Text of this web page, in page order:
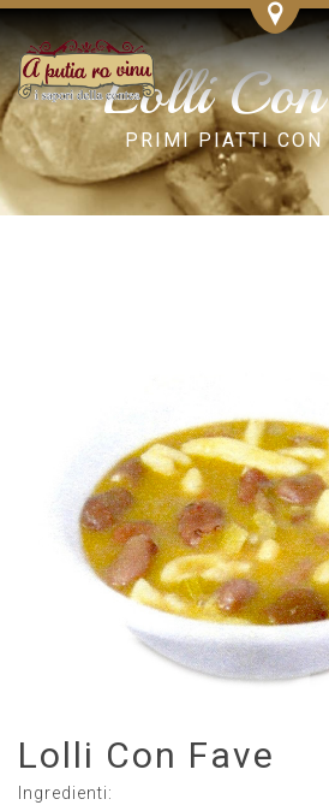
Lolli Con
PRIMI PIATTI CON
Lolli Con Fave
Ingredienti: